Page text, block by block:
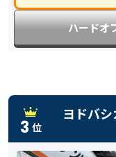
ハードオ
3 位
ヨドバ